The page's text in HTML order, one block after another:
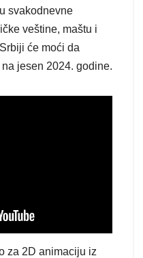
svakodnevne
veštine, maštu i
će moći da
jesen 2024. godine.
za 2D animaciju iz